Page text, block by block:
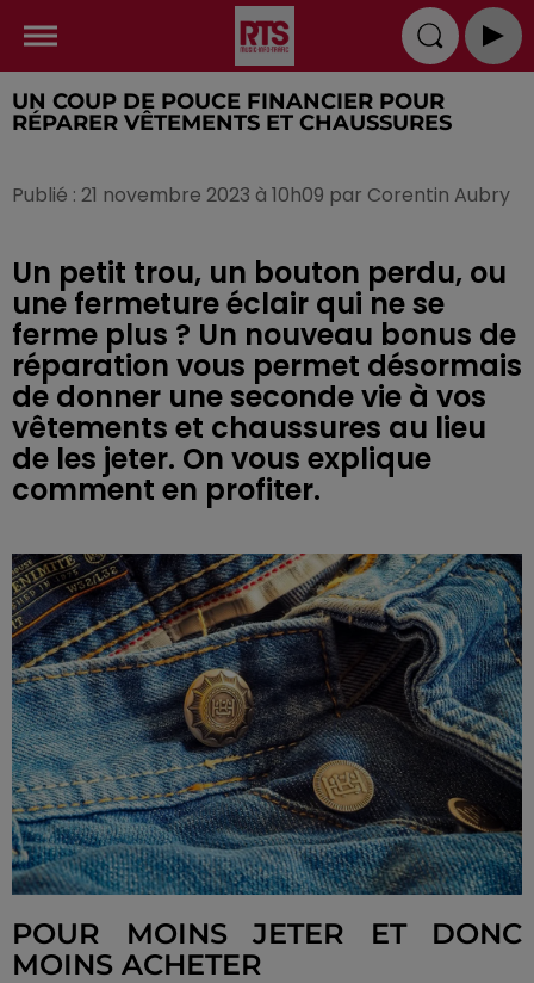
UN COUP DE POUCE FINANCIER POUR
RÉPARER VÊTEMENTS ET CHAUSSURES
Publié : 21 novembre 2023 à 10h09 par Corentin Aubry
Un petit trou, un bouton perdu, ou
une fermeture éclair qui ne se
ferme plus ? Un nouveau bonus de
réparation vous permet désormais
de donner une seconde vie à vos
vêtements et chaussures au lieu
de les jeter. On vous explique
comment en profiter.
POUR MOINS JETER ET DONC
MOINS ACHETER